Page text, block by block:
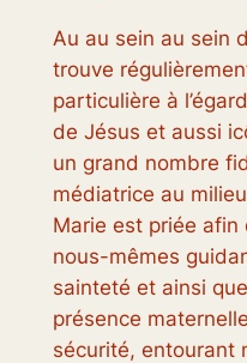
Au au sein au sein
trouve
particulière à
de Jésus et aussi
un grand nombre
médiatrice au
Marie est priée
nous-mêmes
sainteté et ainsi
présence
sécurité, entourant